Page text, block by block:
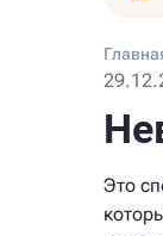
Это